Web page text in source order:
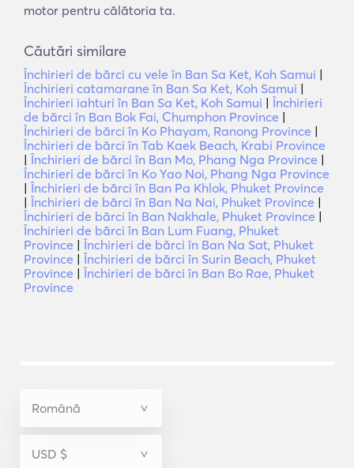
motor pentru călătoria ta.
Căutări similare
Închirieri de bărci cu vele în Ban Sa Ket, Koh Samui |
Închirieri catamarane în Ban Sa Ket, Koh Samui |
Închirieri iahturi în Ban Sa Ket, Koh Samui | Închirieri
de bărci în Ban Bok Fai, Chumphon Province |
Închirieri de bărci în Ko Phayam, Ranong Province |
Închirieri de bărci în Tab Kaek Beach, Krabi Province
| Închirieri de bărci în Ban Mo, Phang Nga Province |
Închirieri de bărci în Ko Yao Noi, Phang Nga Province
| Închirieri de bărci în Ban Pa Khlok, Phuket Province
| Închirieri de bărci în Ban Na Nai, Phuket Province |
Închirieri de bărci în Ban Nakhale, Phuket Province |
Închirieri de bărci în Ban Lum Fuang, Phuket
Province | Închirieri de bărci în Ban Na Sat, Phuket
Province | Închirieri de bărci în Surin Beach, Phuket
Province | Închirieri de bărci în Ban Bo Rae, Phuket
Province